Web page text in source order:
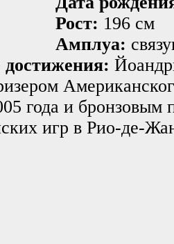
Рост: 196 см
Амплуа:
года и бронзовым
игр в Рио-де-